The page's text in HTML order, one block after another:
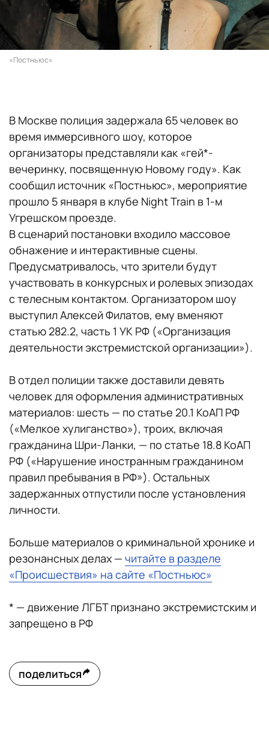
«Постньюс»
В Москве полиция задержала 65 человек во
время иммерсивного шоу, которое
организаторы представляли как «гей*-
вечеринку, посвященную Новому году». Как
сообщил источник «Постньюс», мероприятие
прошло 5 января в клубе Night Train в 1-м
Угрешском проезде.
В сценарий постановки входило массовое
обнажение и интерактивные сцены.
Предусматривалось, что зрители будут
участвовать в конкурсных и ролевых эпизодах
с телесным контактом. Организатором шоу
выступил Алексей Филатов, ему вменяют
статью 282.2, часть 1 УК РФ («Организация
деятельности экстремистской организации»).
В отдел полиции также доставили девять
человек для оформления административных
материалов: шесть — по статье 20.1 КоАП РФ
(«Мелкое хулиганство»), троих, включая
гражданина Шри-Ланки, — по статье 18.8 КоАП
РФ («Нарушение иностранным гражданином
правил пребывания в РФ»). Остальных
задержанных отпустили после установления
личности.
Больше материалов о криминальной хронике и
резонансных делах — читайте в разделе
«Происшествия» на сайте «Постньюс»
* — движение ЛГБТ признано экстремистским и
запрещено в РФ
поделиться